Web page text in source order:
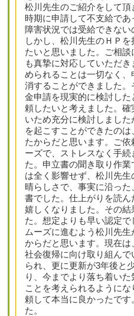
松川先生のご紹介をして
時期に申請して不支給で
障害状況では受給できない
しかし、松川先生のＨＰ
たいと思いました。ご相
も真摯に対応していただ
められることは一切なく
消することができました
金申請を現実的に検討し
頼したいと考えました。
いため充分に検討しまし
を起こすことができたの
たからだと思います。ご
ーズで、ストレスなく手
た。申立書の聞き取り作
は全く影響せず、松川先
晴らしさで、事実に沿っ
書でした。仕上がりを読
嬉しくなりました。その
た。想定よりも早い認定
ムーズに進むよう松川先
からだと思います。現在は
社会復帰に向け取り組ん
られ、更に更新が3年後と
り、今までより落ち着い
ことを考えられるように
頼して本当に良かったで
た。